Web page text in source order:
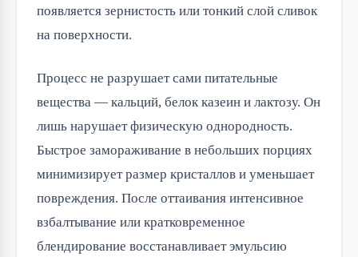
появляется зернистость или тонкий слой сливок
на поверхности.
Процесс не разрушает сами питательные
вещества — кальций, белок казеин и лактозу. Он
лишь нарушает физическую однородность.
Быстрое замораживание в небольших порциях
минимизирует размер кристаллов и уменьшает
повреждения. После оттаивания интенсивное
взбалтывание или кратковременное
блендирование восстанавливает эмульсию